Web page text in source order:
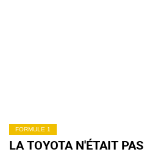
FORMULE 1
LA TOYOTA N'ÉTAIT